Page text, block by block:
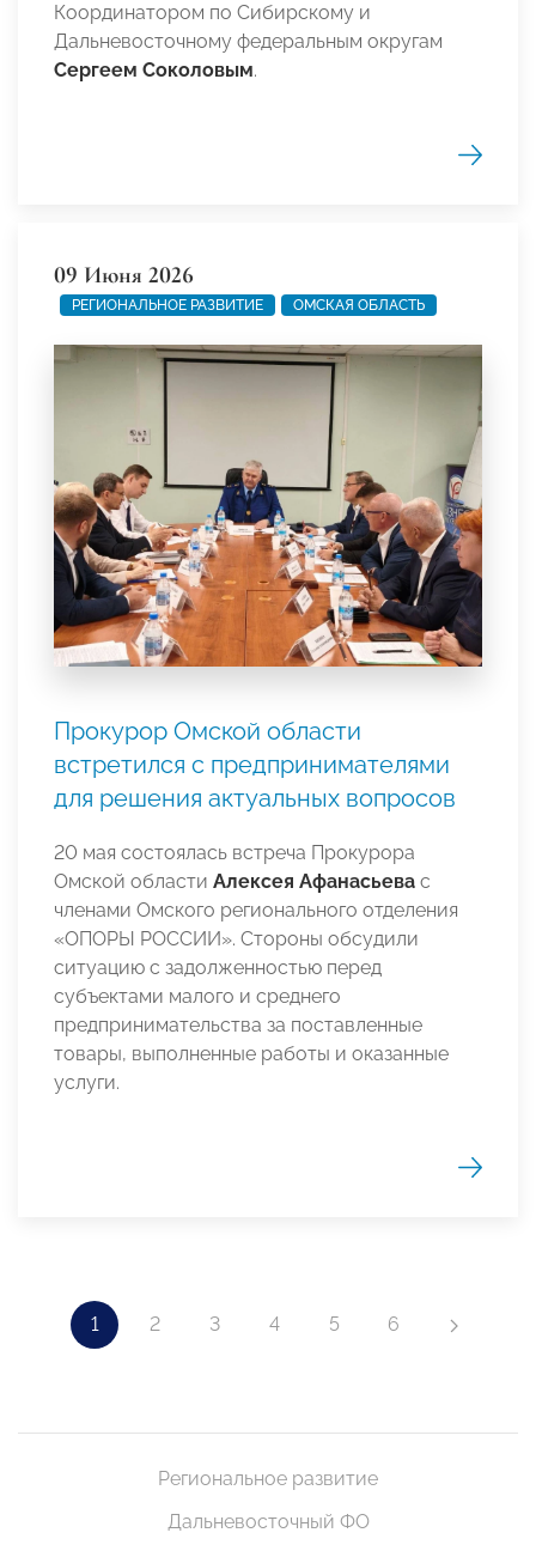
Координатором по Сибирскому и
Дальневосточному федеральным округам
Сергеем Соколовым.
09 Июня 2026
РЕГИОНАЛЬНОЕ РАЗВИТИЕ ОМСКАЯ ОБЛАСТЬ
Прокурор Омской области
встретился с предпринимателями
для решения актуальных вопросов
20 мая состоялась встреча Прокурора
Омской области Алексея Афанасьева с
членами Омского регионального отделения
«ОПОРЫ РОССИИ». Стороны обсудили
ситуацию с задолженностью перед
субъектами малого и среднего
предпринимательства за поставленные
товары, выполненные работы и оказанные
услуги.
1 2 3 4 5 6
Региональное развитие
Дальневосточный ФО